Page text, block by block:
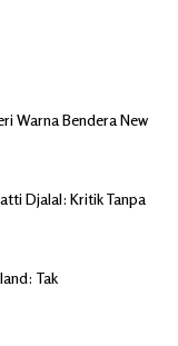
Warna Bendera New
Djalal: Kritik Tanpa
Tak